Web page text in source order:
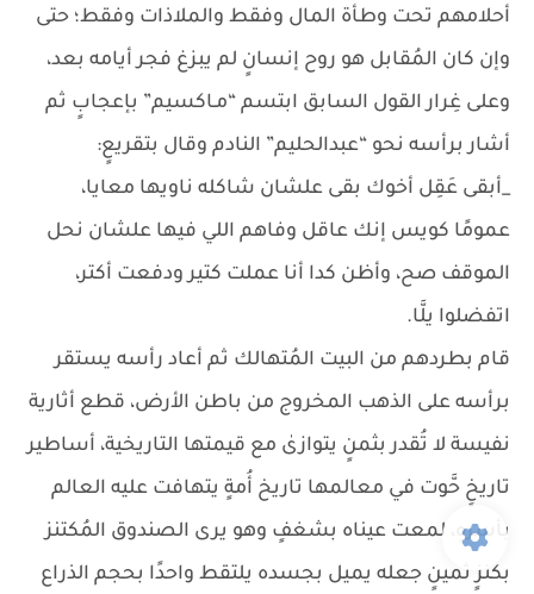
أحلامهم تحت وطأة المال وفقط والملاذات وفقط؛ حتى
وإن كان المُقابل هو روح إنسانٍ لم يبزغ فجر أيامه بعد،
وعلى غِرار القول السابق ابتسم “مـاكسيم” بإعجابٍ ثم
أشار برأسه نحو “عبدالحليم” النادم وقال بتقريعٍ:
_أبقى عَقِل أخوك بقى علشان شاكله ناويها معايا،
عمومًا كويس إنك عاقل وفاهم اللي فيها علشان نحل
الموقف صح، وأظن كدا أنا عملت كتير ودفعت أكتر،
اتفضلوا يلَّا.
قام بطردهم من البيت المُتهالك ثم أعاد رأسه يستقر
برأسه على الذهب المخروج من باطن الأرض، قطع أثارية
نفيسة لا تُقدر بثمنٍ يتوازىٰ مع قيمتها التاريخية، أساطير
تاريخٍ حَّوت في معالمها تاريخ أُمةٍ يتهافت عليه العالم
بأسرهِ، لمعت عيناه بشغفٍ وهو يرى الصندوق المُكتنز
بكنزٍ ثمينٍ جعله يميل بجسده يلتقط واحدًا بحجم الذراع